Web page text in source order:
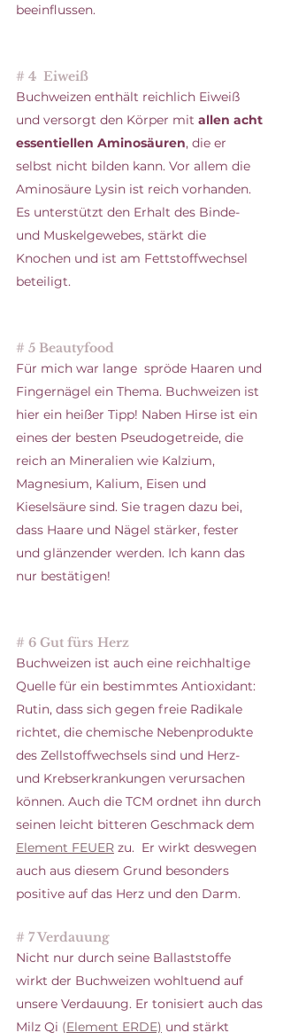
beeinflussen.
# 4  Eiweiß
Buchweizen enthält reichlich Eiweiß
und versorgt den Körper mit allen acht
essentiellen Aminosäuren, die er
selbst nicht bilden kann. Vor allem die
Aminosäure Lysin ist reich vorhanden.
Es unterstützt den Erhalt des Binde-
und Muskelgewebes, stärkt die
Knochen und ist am Fettstoffwechsel
beteiligt.
# 5 Beautyfood
Für mich war lange  spröde Haaren und
Fingernägel ein Thema. Buchweizen ist
hier ein heißer Tipp! Naben Hirse ist ein
eines der besten Pseudogetreide, die
reich an Mineralien wie Kalzium,
Magnesium, Kalium, Eisen und
Kieselsäure sind. Sie tragen dazu bei,
dass Haare und Nägel stärker, fester
und glänzender werden. Ich kann das
nur bestätigen!
# 6 Gut fürs Herz
Buchweizen ist auch eine reichhaltige
Quelle für ein bestimmtes Antioxidant:
Rutin, dass sich gegen freie Radikale
richtet, die chemische Nebenprodukte
des Zellstoffwechsels sind und Herz-
und Krebserkrankungen verursachen
können. Auch die TCM ordnet ihn durch
seinen leicht bitteren Geschmack dem
Element FEUER zu.  Er wirkt deswegen
auch aus diesem Grund besonders
positive auf das Herz und den Darm.
# 7 Verdauung
Nicht nur durch seine Ballaststoffe
wirkt der Buchweizen wohltuend auf
unsere Verdauung. Er tonisiert auch das
Milz Qi (Element ERDE) und stärkt